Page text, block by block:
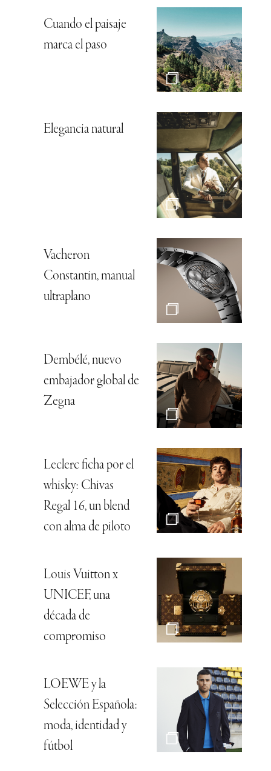
Cuando el paisaje
marca el paso
Elegancia natural
Vacheron
Constantin, manual
ultraplano
Dembélé, nuevo
embajador global de
Zegna
Leclerc ficha por el
whisky: Chivas
Regal 16, un blend
con alma de piloto
Louis Vuitton x
UNICEF, una
década de
compromiso
LOEWE y la
Selección Española:
moda, identidad y
fútbol